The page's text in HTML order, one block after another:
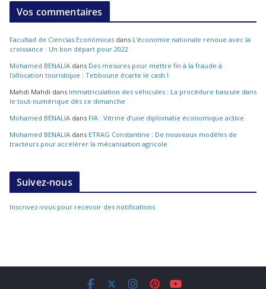
Vos commentaires
Facultad de Ciencias Económicas dans L’économie nationale renoue avec la
croissance : Un bon départ pour 2022
Mohamed BENALIA dans Des mesures pour mettre fin à la fraude à
l’allocation touristique : Tebboune écarte le cash !
Mahdi Mahdi dans Immatriculation des véhicules : La procédure bascule dans
le tout-numérique dès ce dimanche
Mohamed BENALIA dans FIA : Vitrine d’une diplomatie économique active
Mohamed BENALIA dans ETRAG Constantine : De nouveaux modèles de
tracteurs pour accélérer la mécanisation agricole
Suivez-nous
Inscrivez-vous pour recevoir des notifications